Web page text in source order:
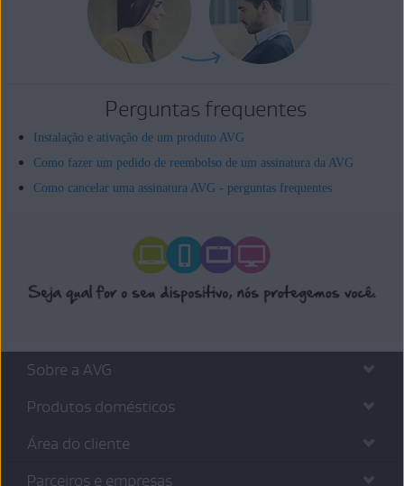
Perguntas frequentes
Instalação e ativação de um produto AVG
Como fazer um pedido de reembolso de um assinatura da AVG
Como cancelar uma assinatura AVG - perguntas frequentes
Sobre a AVG
Produtos domésticos
Área do cliente
Parceiros e empresas